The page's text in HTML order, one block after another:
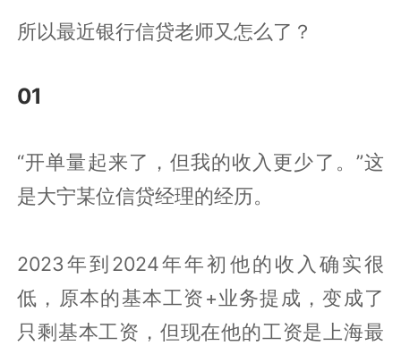
所以最近银行信贷老师又怎么了？
01
“开单量起来了，但我的收入更少了。”这
是大宁某位信贷经理的经历。
2023年到2024年年初他的收入确实很
低，原本的基本工资+业务提成，变成了
只剩基本工资，但现在他的工资是上海最